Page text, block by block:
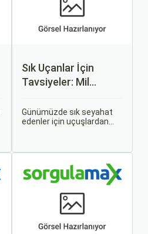
Sık Uçanlar İçin
Tavsiyeler: Mil
Günümüzde sık seyahat
edenler için uçuşlardan
fırsatları giriyor.